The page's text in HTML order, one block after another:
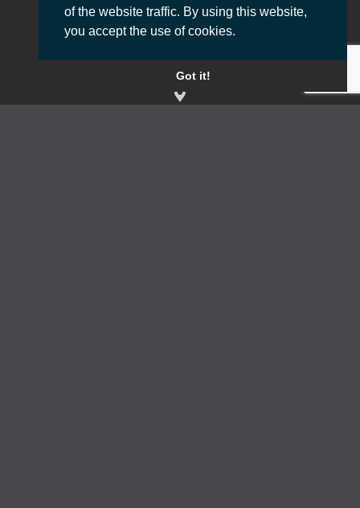
of the website traffic. By using this website,
you accept the use of cookies.
Got it!
Επικοινωνία
Στοιχεία Επικοινωνίας